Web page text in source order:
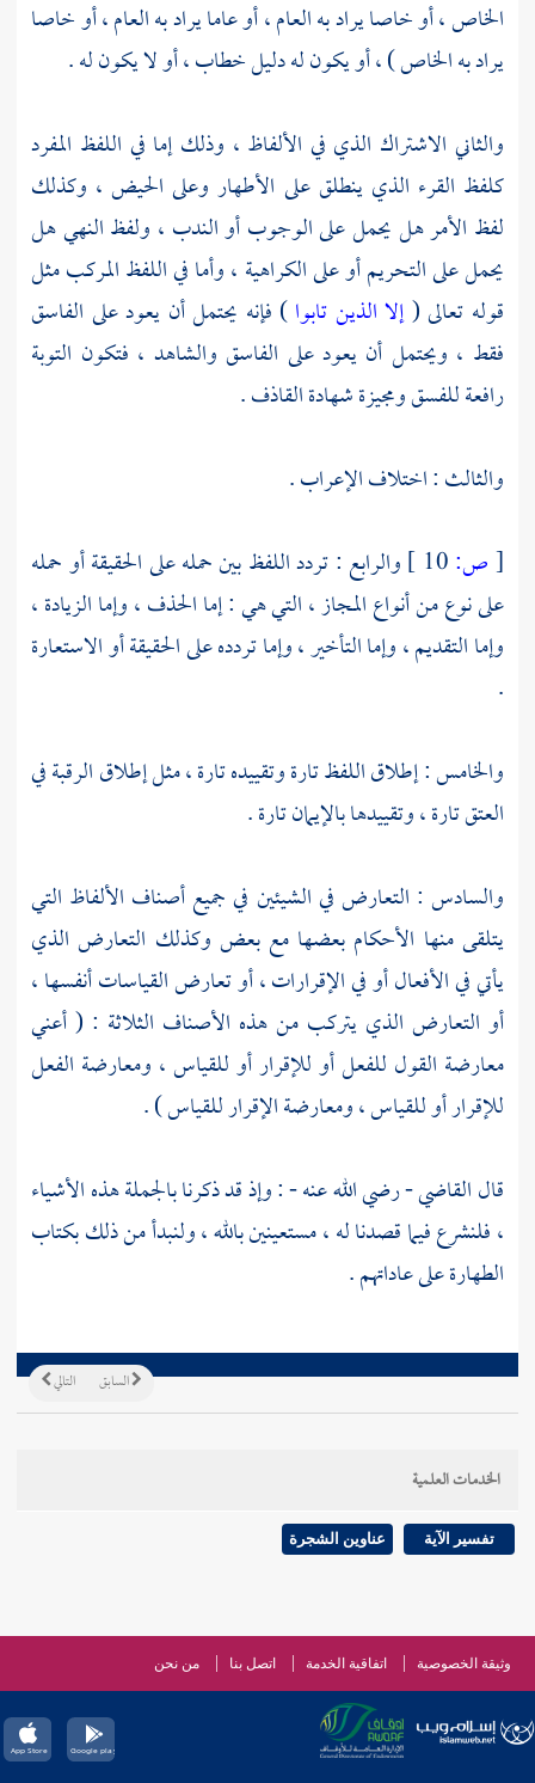
الخاص ، أو خاصا يراد به العام ، أو عاما يراد به العام ، أو خاصا
يراد به الخاص ) ، أو يكون له دليل خطاب ، أو لا يكون له .
والثاني الاشتراك الذي في الألفاظ ، وذلك إما في اللفظ المفرد
كلفظ القرء الذي ينطلق على الأطهار وعلى الحيض ، وكذلك
لفظ الأمر هل يحمل على الوجوب أو الندب ، ولفظ النهي هل
يحمل على التحريم أو على الكراهية ، وأما في اللفظ المركب مثل
قوله تعالى (إلا الذين تابوا) فإنه يحتمل أن يعود على الفاسق
فقط ، ويحتمل أن يعود على الفاسق والشاهد ، فتكون التوبة
رافعة للفسق ومجيزة شهادة القاذف .
والثالث : اختلاف الإعراب .
[ص:
والرابع : تردد اللفظ بين حمله على الحقيقة أو حمله
على نوع من أنواع المجاز ، التي هي : إما الحذف ، وإما الزيادة ،
وإما التقديم ، وإما التأخير ، وإما تردده على الحقيقة أو الاستعارة
.
والخامس : إطلاق اللفظ تارة وتقييده تارة ، مثل إطلاق الرقبة في
العتق تارة ، وتقييدها بالإيمان تارة .
والسادس : التعارض في الشيئين في جميع أصناف الألفاظ التي
يتلقى منها الأحكام بعضها مع بعض وكذلك التعارض الذي
يأتي في الأفعال أو في الإقرارات ، أو تعارض القياسات أنفسها ،
أو التعارض الذي يتركب من هذه الأصناف الثلاثة : ( أعني
معارضة القول للفعل أو للإقرار أو للقياس ، ومعارضة الفعل
للإقرار أو للقياس ، ومعارضة الإقرار للقياس ) .
قال القاضي - رضي الله عنه - : وإذ قد ذكرنا بالجملة هذه الأشياء
، فلنشرع فيما قصدنا له ، مستعينين بالله ، ولنبدأ من ذلك بكتاب
الطهارة على عاداتهم .
التالي السابق
الخدمات العلمية
تفسير الآية عناوين الشجرة
وثيقة الخصوصية اتفاقية الخدمة اتصل بنا من نحن